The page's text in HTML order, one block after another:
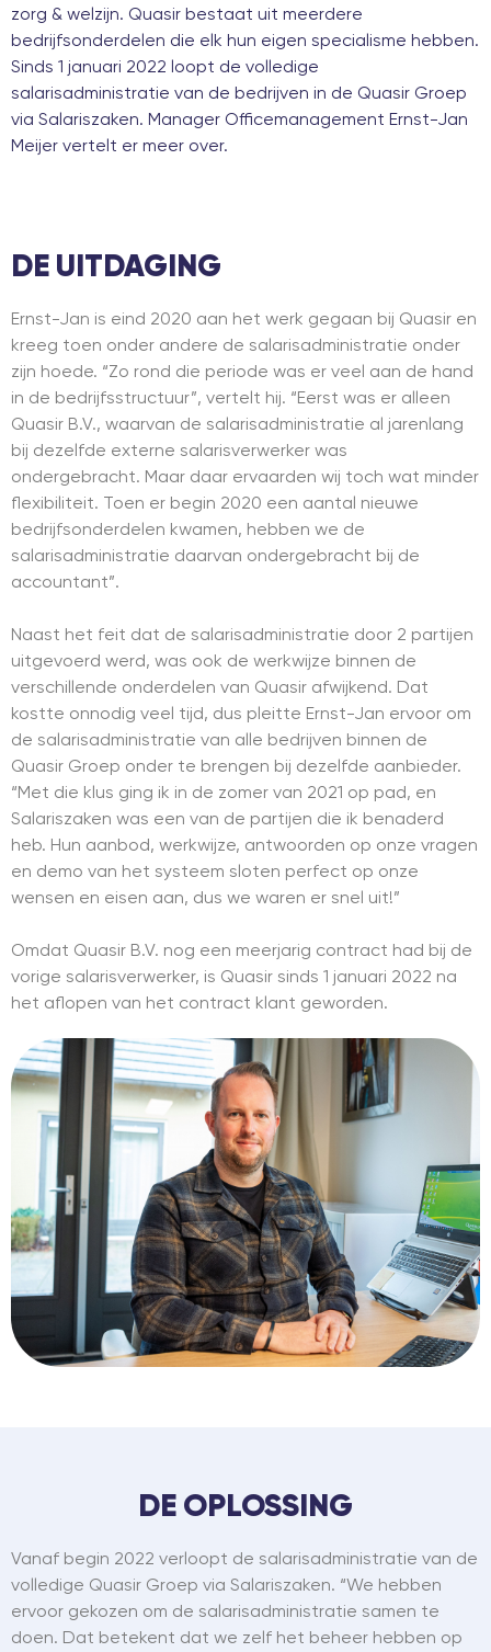
zorg & welzijn. Quasir bestaat uit meerdere
bedrijfsonderdelen die elk hun eigen specialisme hebben.
Sinds 1 januari 2022 loopt de volledige
salarisadministratie van de bedrijven in de Quasir Groep
via Salariszaken. Manager Officemanagement Ernst-Jan
Meijer vertelt er meer over.
DE UITDAGING
Ernst-Jan is eind 2020 aan het werk gegaan bij Quasir en
kreeg toen onder andere de salarisadministratie onder
zijn hoede. “Zo rond die periode was er veel aan de hand
in de bedrijfsstructuur”, vertelt hij. “Eerst was er alleen
Quasir B.V., waarvan de salarisadministratie al jarenlang
bij dezelfde externe salarisverwerker was
ondergebracht. Maar daar ervaarden wij toch wat minder
flexibiliteit. Toen er begin 2020 een aantal nieuwe
bedrijfsonderdelen kwamen, hebben we de
salarisadministratie daarvan ondergebracht bij de
accountant”.
Naast het feit dat de salarisadministratie door 2 partijen
uitgevoerd werd, was ook de werkwijze binnen de
verschillende onderdelen van Quasir afwijkend. Dat
kostte onnodig veel tijd, dus pleitte Ernst-Jan ervoor om
de salarisadministratie van alle bedrijven binnen de
Quasir Groep onder te brengen bij dezelfde aanbieder.
“Met die klus ging ik in de zomer van 2021 op pad, en
Salariszaken was een van de partijen die ik benaderd
heb. Hun aanbod, werkwijze, antwoorden op onze vragen
en demo van het systeem sloten perfect op onze
wensen en eisen aan, dus we waren er snel uit!”
Omdat Quasir B.V. nog een meerjarig contract had bij de
vorige salarisverwerker, is Quasir sinds 1 januari 2022 na
het aflopen van het contract klant geworden.
DE OPLOSSING
Vanaf begin 2022 verloopt de salarisadministratie van de
volledige Quasir Groep via Salariszaken. “We hebben
ervoor gekozen om de salarisadministratie samen te
doen. Dat betekent dat we zelf het beheer hebben op